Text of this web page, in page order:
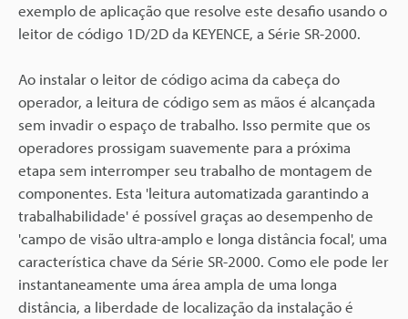
exemplo de aplicação que resolve este desafio usando o
leitor de código 1D/2D da KEYENCE, a Série SR-2000.
Ao instalar o leitor de código acima da cabeça do
operador, a leitura de código sem as mãos é alcançada
sem invadir o espaço de trabalho. Isso permite que os
operadores prossigam suavemente para a próxima
etapa sem interromper seu trabalho de montagem de
componentes. Esta 'leitura automatizada garantindo a
trabalhabilidade' é possível graças ao desempenho de
'campo de visão ultra-amplo e longa distância focal', uma
característica chave da Série SR-2000. Como ele pode ler
instantaneamente uma área ampla de uma longa
distância, a liberdade de localização da instalação é